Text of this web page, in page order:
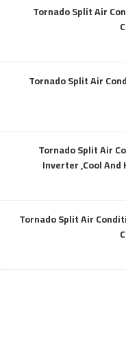
Tornado Split Air
Tornado Split Air
Tornado Split Air
Inverter ,Cool And
Tornado Split Air